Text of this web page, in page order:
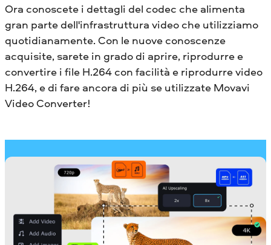
Ora conoscete i dettagli del codec che alimenta
gran parte dell'infrastruttura video che utilizziamo
quotidianamente. Con le nuove conoscenze
acquisite, sarete in grado di aprire, riprodurre e
convertire i file H.264 con facilità e riprodurre video
H.264, e di fare ancora di più se utilizzate Movavi
Video Converter!